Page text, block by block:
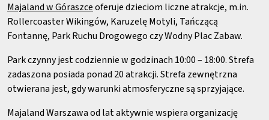
Majaland w Góraszceoferuje dzieciom liczne atrakcje, m.in.
Rollercoaster Wikingów, Karuzelę Motyli, Tańczącą
Fontannę, Park Ruchu Drogowego czy Wodny Plac Zabaw.
Park czynny jest codziennie w godzinach 10:00 – 18:00. Strefa
zadaszona posiada ponad 20 atrakcji. Strefa zewnętrzna
otwierana jest, gdy warunki atmosferyczne są sprzyjające.
Majaland Warszawa od lat aktywnie wspiera organizację